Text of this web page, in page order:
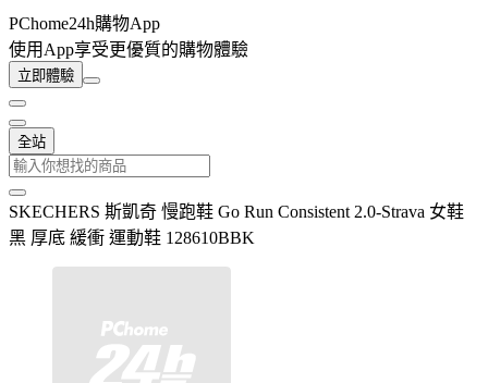
PChome24h購物App
使用App享受更優質的購物體驗
立即體驗
全站
SKECHERS 斯凱奇 慢跑鞋 Go Run Consistent 2.0-Strava 女鞋
黑 厚底 緩衝 運動鞋 128610BBK